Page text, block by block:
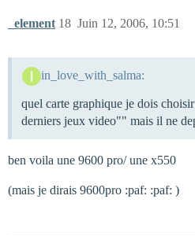
_element Juin 12, 2006, 10:51
18
in_love_with_salma:
quel carte graphique je dois
derniers jeux video"" mais il ne
ben voila une 9600 pro/ une x550
(mais je dirais 9600pro :paf: :paf: )